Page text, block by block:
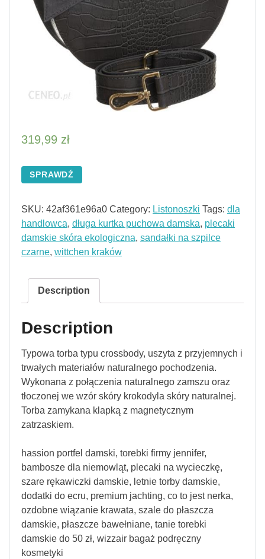
319,99 zł
SPRAWDŹ
SKU: 42af361e96a0 Category: Listonoszki Tags: dla
handlowca, długa kurtka puchowa damska, plecaki
damskie skóra ekologiczna, sandałki na szpilce
czarne, wittchen kraków
Description
Description
Typowa torba typu crossbody, uszyta z przyjemnych i
trwałych materiałów naturalnego pochodzenia.
Wykonana z połączenia naturalnego zamszu oraz
tłoczonej we wzór skóry krokodyla skóry naturalnej.
Torba zamykana klapką z magnetycznym
zatrzaskiem.
hassion portfel damski, torebki firmy jennifer,
bambosze dla niemowląt, plecaki na wycieczkę,
szare rękawiczki damskie, letnie torby damskie,
dodatki do ecru, premium jachting, co to jest nerka,
ozdobne wiązanie krawata, szale do płaszcza
damskie, płaszcze bawełniane, tanie torebki
damskie do 50 zł, wizzair bagaż podręczny
kosmetyki